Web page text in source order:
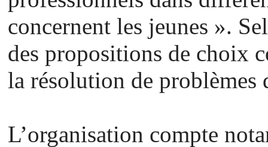
concernent les jeunes ».
des propositions de choix
la résolution de problèmes
L’organisation compte